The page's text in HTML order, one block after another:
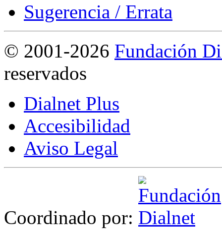
Sugerencia / Errata
© 2001-2026 Fundación
reservados
Dialnet Plus
Accesibilidad
Aviso Legal
Coordinado por: